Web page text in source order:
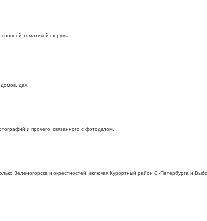
тематикой форума.
дач.
и прочего, связанного с фотоделом.
Зеленогорска и окрестностей, включая Курортный район С.-Петербурга и